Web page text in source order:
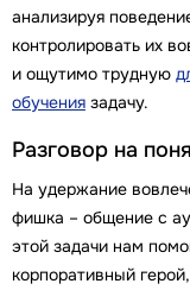
анализируя
контролировать их
и ощутимо трудную
обучения задачу.
Разговор на
На удержание
фишка – общение с
этой задачи нам
корпоративный